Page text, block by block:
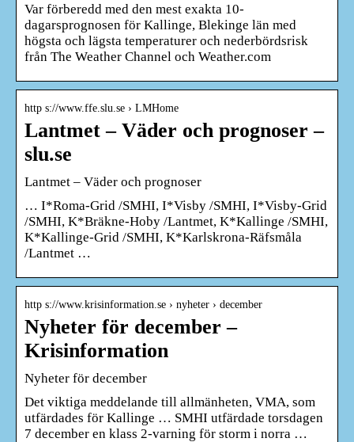
Var förberedd med den mest exakta 10-
dagarsprognosen för Kallinge, Blekinge län med
högsta och lägsta temperaturer och nederbördsrisk
från The Weather Channel och Weather.com
http s://www.ffe.slu.se › LMHome
Lantmet – Väder och prognoser –
slu.se
Lantmet – Väder och prognoser
… I*Roma-Grid /SMHI, I*Visby /SMHI, I*Visby-Grid
/SMHI, K*Bräkne-Hoby /Lantmet, K*Kallinge /SMHI,
K*Kallinge-Grid /SMHI, K*Karlskrona-Räfsmåla
/Lantmet …
http s://www.krisinformation.se › nyheter › december
Nyheter för december –
Krisinformation
Nyheter för december
Det viktiga meddelande till allmänheten, VMA, som
utfärdades för Kallinge … SMHI utfärdade torsdagen
7 december en klass 2-varning för storm i norra …